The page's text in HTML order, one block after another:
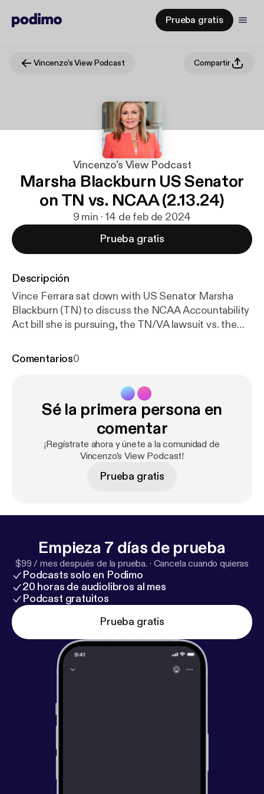
Prueba gratis
Vincenzo's View Podcast Compartir
Vincenzo's View Podcast
Marsha Blackburn US Senator
on TN vs. NCAA (2.13.24)
9 min · 14 de feb de 2024
Prueba gratis
Descripción
Vince Ferrara sat down with US Senator Marsha
Blackburn (TN) to discuss the NCAA Accountability
Act bill she is pursuing, the TN/VA lawsuit vs. the
ps://omnystudio.com/listener
Comentarios0
Sé la primera persona en
comentar
¡Regístrate ahora y únete a la comunidad de
Vincenzo's View Podcast!
Prueba gratis
Empieza 7 días de prueba
$99 / mes después de la prueba. · Cancela cuando quieras
Podcasts solo en Podimo
20 horas de audiolibros al mes
Podcast gratuitos
Prueba gratis